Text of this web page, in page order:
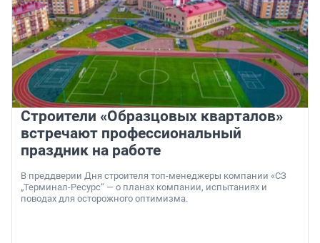
Строители «Образцовых кварталов»
встречают профессиональный
праздник на работе
В преддверии Дня строителя топ-менеджеры компании «СЗ
„Терминал-Ресурс“ — о планах компании, испытаниях и
поводах для осторожного оптимизма.